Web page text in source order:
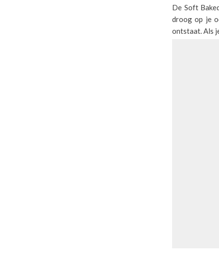
De Soft
droog op je
ontstaat. Als